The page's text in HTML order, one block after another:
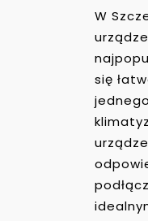
W
się